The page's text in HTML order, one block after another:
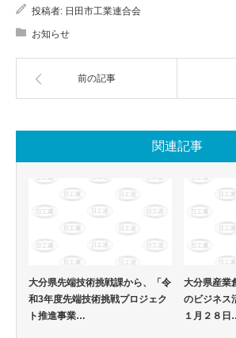
投稿者: 日田市工業連合会
お知らせ
前の記事
関連記事
大分県先端技術挑戦課から、「令
和3年度先端技術挑戦プロジェク
ト推進事業…
大分県産業
のビジネス
１月２８